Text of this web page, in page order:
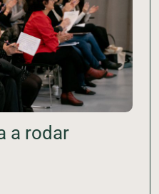
a rodar